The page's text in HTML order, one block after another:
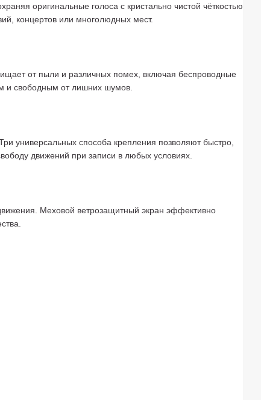
оригинальные голоса с кристально чистой чёткостью
концертов или многолюдных мест.
от пыли и различных помех, включая беспроводные
и свободным от лишних шумов.
универсальных способа крепления позволяют быстро,
движений при записи в любых условиях.
Меховой ветрозащитный экран эффективно